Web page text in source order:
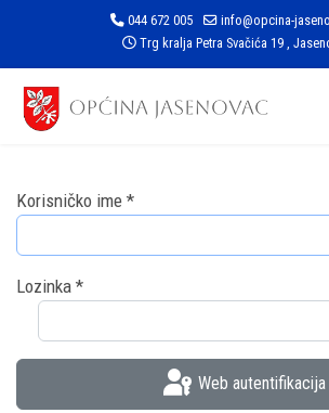
044 672 005
info@opcina-
Trg kralja Petra Svačića 19 ,
Korisničko ime *
Lozinka *
Web autentifikacija